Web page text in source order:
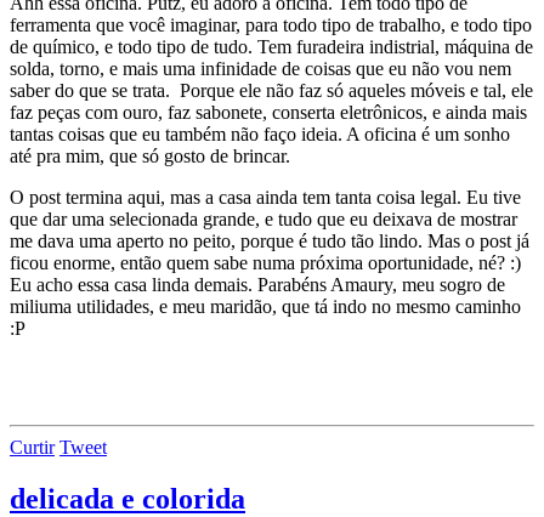
ferramenta que você imaginar, para todo tipo de trabalho, e todo tipo
de químico, e todo tipo de tudo. Tem furadeira indistrial, máquina de
solda, torno, e mais uma infinidade de coisas que eu não vou nem
saber do que se trata. Porque ele não faz só aqueles móveis e tal, ele
faz peças com ouro, faz sabonete, conserta eletrônicos, e ainda mais
tantas coisas que eu também não faço ideia. A oficina é um sonho
até pra mim, que só gosto de brincar.
O post termina aqui, mas a casa ainda tem tanta coisa legal. Eu tive
que dar uma selecionada grande, e tudo que eu deixava de mostrar
me dava uma aperto no peito, porque é tudo tão lindo. Mas o post já
ficou enorme, então quem sabe numa próxima oportunidade, né? :)
Eu acho essa casa linda demais. Parabéns Amaury, meu sogro de
miliuma utilidades, e meu maridão, que tá indo no mesmo caminho
:P
Curtir Tweet
delicada e colorida